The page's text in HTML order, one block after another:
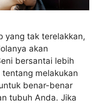
yang tak terelakkan,
akan
bersantai lebih
melakukan
benar-benar
tubuh Anda. Jika